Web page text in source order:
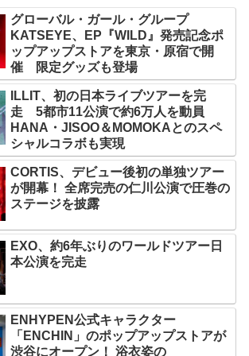
グローバル・ガール・グループ
KATSEYE、EP『WILD』発売記念ポ
ップアップストアを東京・原宿で開
催 限定グッズも登場
ILLIT、初の日本ライブツアーを完
走 5都市11公演で約6万人を動員
HANA・JISOO＆MOMOKAとのスペ
シャルコラボも実現
CORTIS、デビュー後初の単独ツアー
が開幕！ 全席完売の仁川公演で圧巻の
ステージを披露
EXO、約6年ぶりのワールドツアー日
本公演を完走
ENHYPEN公式キャラクター
「ENCHIN」のポップアップストアが
渋谷にオープン！ 浴衣姿の